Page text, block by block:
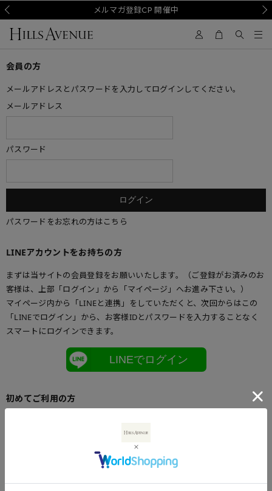
メルマガ登録CP 開催中
会員の方
メールアドレスとパスワードを入力してログインしてください。
メールアドレス
パスワード
パスワードをお忘れの方はこちら
LINEアカウントをお持ちの方
まずは当サイトの会員登録をお願いいたします。（ご登録がお済みのお
客様は、上部「ログイン」から「マイページ」へお進み下さい。）
マイページ内から「LINEと連携」をしていただくと、次回からはこの
「LINEでログイン」から、お客様IDとパスワードを入力することなく
スマートにログインできます。
LINEでログイン
初めてご利用の方
メールアドレスとパスワードを登録しておくと便利にお買い物ができる